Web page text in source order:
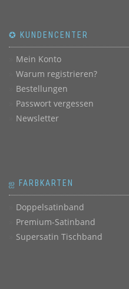
✪ KUNDENCENTER
Mein Konto
Warum registrieren?
Bestellungen
Passwort vergessen
Newsletter
ஐ FARBKARTEN
Doppelsatinband
Premium-Satinband
Supersatin Tischband